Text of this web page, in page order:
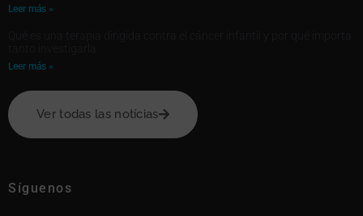
Leer más »
Leer más »
Ver todas las notícias
Síguenos